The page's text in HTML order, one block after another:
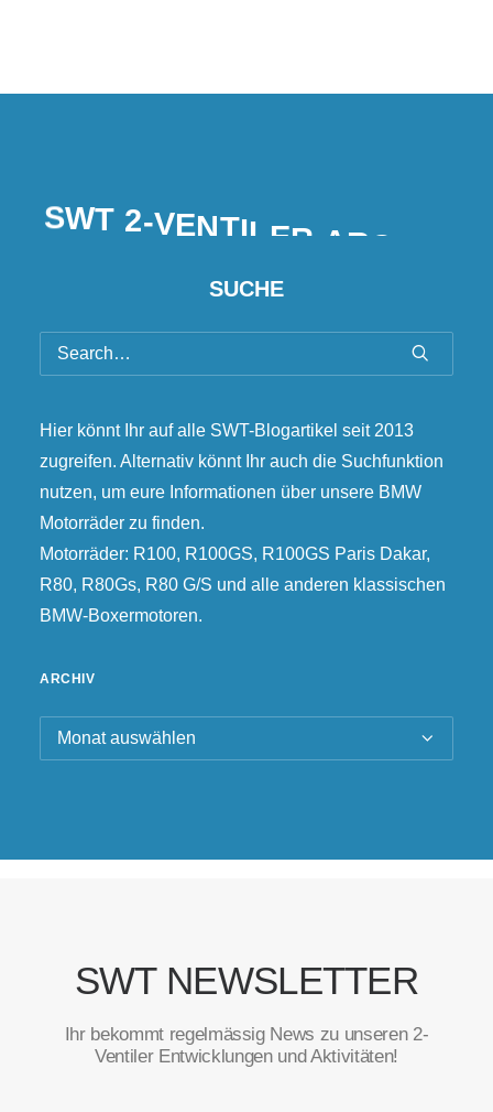
SWT 2 VENTIL
SUCHE
Hier könnt Ihr auf alle SWT-Blogartikel seit 2013
zugreifen. Alternativ könnt Ihr auch die Suchfunktion
nutzen, um eure Informationen über unsere BMW
Motorräder zu finden.
Motorräder: R100, R100GS, R100GS Paris Dakar,
R80, R80Gs, R80 G/S und alle anderen klassischen
BMW-Boxermotoren.
ARCHIV
Archiv
SWT NEWSLETTER
Ihr bekommt regelmässig News zu unseren 2-
Ventiler Entwicklungen und Aktivitäten!